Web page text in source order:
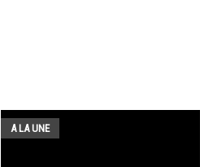
A LA UNE